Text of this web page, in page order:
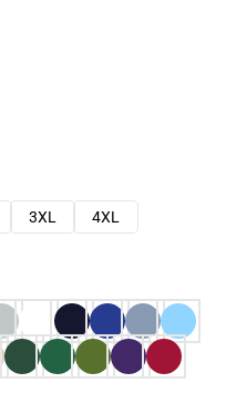
3XL
4XL